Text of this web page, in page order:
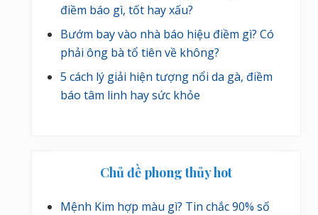
điềm báo gì, tốt hay xấu?
Bướm bay vào nhà báo hiệu điềm gì? Có
phải ông bà tổ tiên về không?
5 cách lý giải hiện tượng nổi da gà, điềm
báo tâm linh hay sức khỏe
Chủ đề phong thủy hot
Mệnh Kim hợp màu gì? Tin chắc 90% số